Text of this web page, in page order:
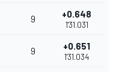
9 +0.648
1'31.031
9 +0.651
1'31.034